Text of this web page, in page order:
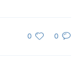
0 0